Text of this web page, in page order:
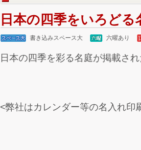
日本の四季をいろどる
書き込みスペース大 六曜あり
日本の四季を彩る名庭が掲載さ
<弊社はカレンダー等の名入れ印